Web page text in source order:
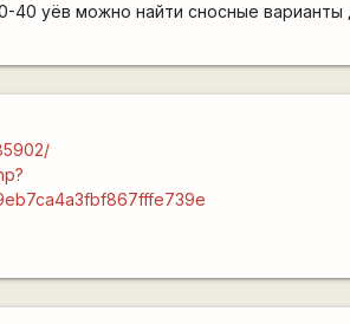
40 уёв можно найти сносные варианты